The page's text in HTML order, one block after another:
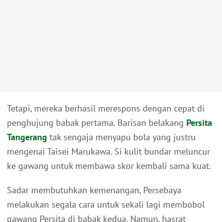
Tetapi, mereka berhasil merespons dengan cepat di
penghujung babak pertama. Barisan belakang Persita
Tangerang tak sengaja menyapu bola yang justru
mengenai Taisei Marukawa. Si kulit bundar meluncur
ke gawang untuk membawa skor kembali sama kuat.
Sadar membutuhkan kemenangan, Persebaya
melakukan segala cara untuk sekali lagi membobol
gawang Persita di babak kedua. Namun, hasrat